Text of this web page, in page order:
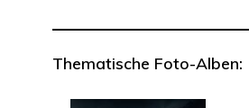
Thematische Foto-Alben: